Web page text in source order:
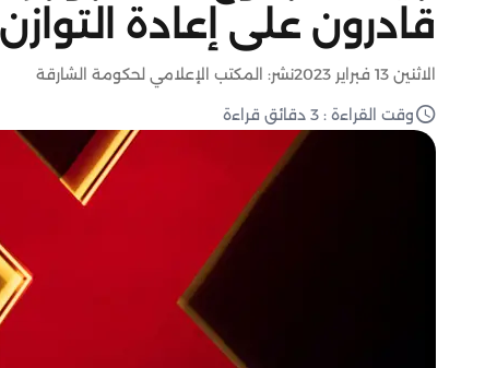
قادرون على إعادة
الاثنين 13 فبراير 2023 نشر: المكتب الإعلامي لحكومة الشارقة
وقت القراءة : 3 دقائق قراءة